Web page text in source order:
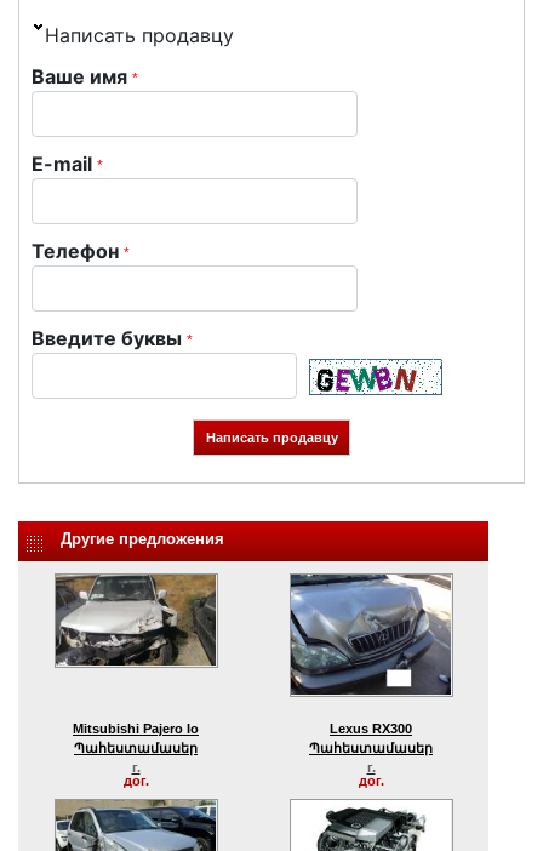
Написать продавцу
Ваше имя *
E-mail *
Телефон *
Введите буквы *
Другие предложения
Mitsubishi Pajero Io
Պահեստամասեր
г.
дог.
Lexus RX300
Պահեստամասեր
г.
дог.